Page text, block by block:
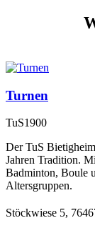
Turnen
TuS1900
Der TuS
Jahren Tradition.
Badminton, Boule
Altersgruppen.
Stöckwiese 5,